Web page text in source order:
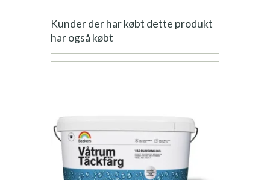
Kunder der har købt dette produkt
har også købt